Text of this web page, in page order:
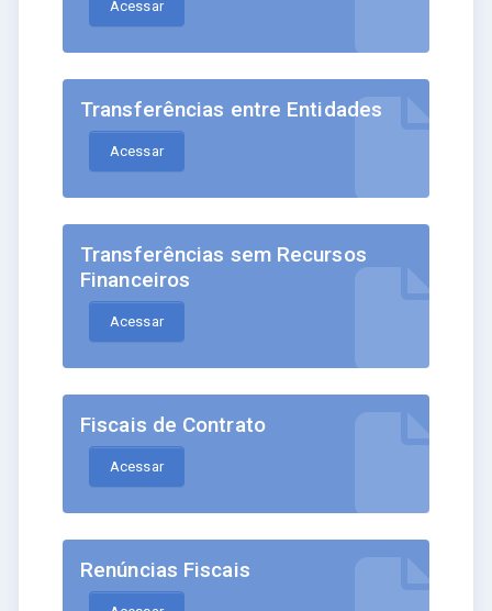
Acessar
Transferências entre Entidades
Acessar
Transferências sem Recursos
Financeiros
Acessar
Fiscais de Contrato
Acessar
Renúncias Fiscais